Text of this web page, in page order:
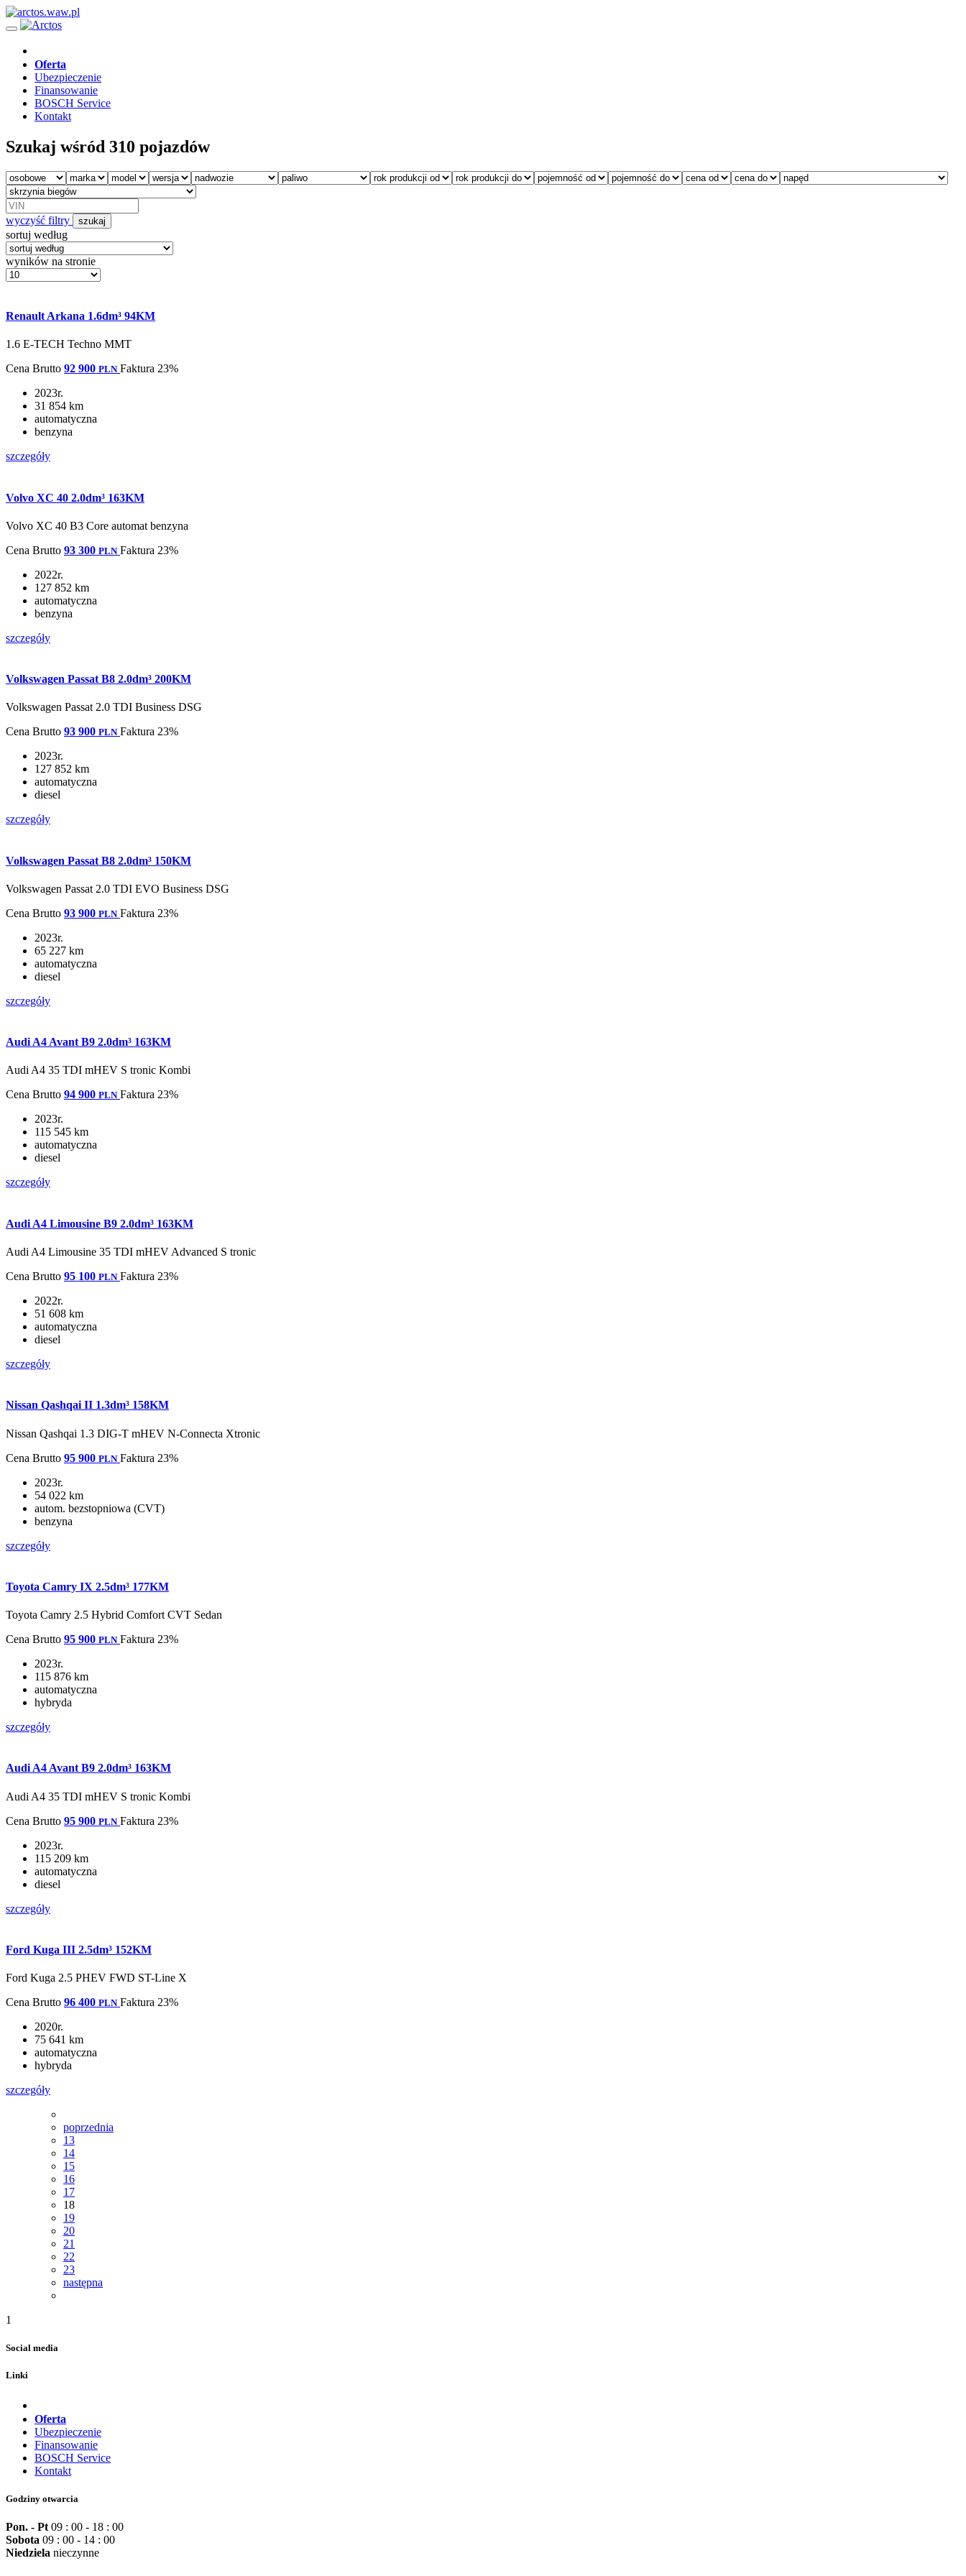
Oferta
Ubezpieczenie
Finansowanie
BOSCH Service
Kontakt
Szukaj wśród 310 pojazdów
wyczyść filtry szukaj
sortuj według
wyników na stronie
Renault Arkana 1.6dm³ 94KM
1.6 E-TECH Techno MMT
Cena Brutto 92 900 PLN Faktura 23%
2023r.
31 854 km
automatyczna
benzyna
szczegóły
Volvo XC 40 2.0dm³ 163KM
Volvo XC 40 B3 Core automat benzyna
Cena Brutto 93 300 PLN Faktura 23%
2022r.
127 852 km
automatyczna
benzyna
szczegóły
Volkswagen Passat B8 2.0dm³ 200KM
Volkswagen Passat 2.0 TDI Business DSG
Cena Brutto 93 900 PLN Faktura 23%
2023r.
127 852 km
automatyczna
diesel
szczegóły
Volkswagen Passat B8 2.0dm³ 150KM
Volkswagen Passat 2.0 TDI EVO Business DSG
Cena Brutto 93 900 PLN Faktura 23%
2023r.
65 227 km
automatyczna
diesel
szczegóły
Audi A4 Avant B9 2.0dm³ 163KM
Audi A4 35 TDI mHEV S tronic Kombi
Cena Brutto 94 900 PLN Faktura 23%
2023r.
115 545 km
automatyczna
diesel
szczegóły
Audi A4 Limousine B9 2.0dm³ 163KM
Audi A4 Limousine 35 TDI mHEV Advanced S tronic
Cena Brutto 95 100 PLN Faktura 23%
2022r.
51 608 km
automatyczna
diesel
szczegóły
Nissan Qashqai II 1.3dm³ 158KM
Nissan Qashqai 1.3 DIG-T mHEV N-Connecta Xtronic
Cena Brutto 95 900 PLN Faktura 23%
2023r.
54 022 km
autom. bezstopniowa (CVT)
benzyna
szczegóły
Toyota Camry IX 2.5dm³ 177KM
Toyota Camry 2.5 Hybrid Comfort CVT Sedan
Cena Brutto 95 900 PLN Faktura 23%
2023r.
115 876 km
automatyczna
hybryda
szczegóły
Audi A4 Avant B9 2.0dm³ 163KM
Audi A4 35 TDI mHEV S tronic Kombi
Cena Brutto 95 900 PLN Faktura 23%
2023r.
115 209 km
automatyczna
diesel
szczegóły
Ford Kuga III 2.5dm³ 152KM
Ford Kuga 2.5 PHEV FWD ST-Line X
Cena Brutto 96 400 PLN Faktura 23%
2020r.
75 641 km
automatyczna
hybryda
szczegóły
poprzednia
13
14
15
16
17
18
19
20
21
22
23
następna
1
Social media
Linki
Oferta
Ubezpieczenie
Finansowanie
BOSCH Service
Kontakt
Godziny otwarcia
Pon. - Pt 09 : 00 - 18 : 00
Sobota 09 : 00 - 14 : 00
Niedziela nieczynne